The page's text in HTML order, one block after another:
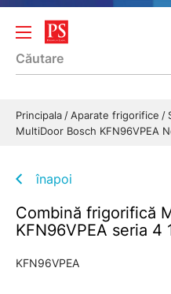
Principala Aparate frigorifice
MultiDoor Bosch KFN96VPEA
înapoi
Combină frigorifică
KFN96VPEA seria 4
KFN96VPEA